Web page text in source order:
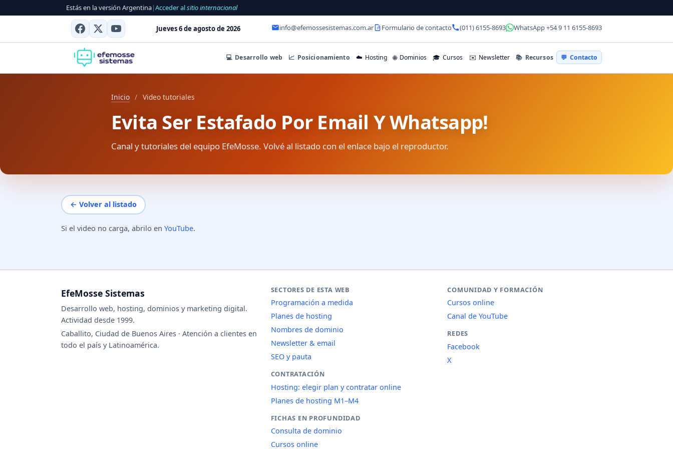
Estás en la versión Argentina|Acceder alsitio internacional
Jueves 6 de agosto de 2026 info@efemossesistemas.com.ar Formulario de contacto (011) 6155-8693 WhatsApp +54 9 11 6155-8693
💻 Desarrollo web 📈 Posicionamiento ☁️ Hosting 🌐 Dominios 🎓 Cursos ✉️ Newsletter 📚 Recursos 💬 Contacto
Inicio / Video tutoriales
Evita Ser Estafado Por Email Y Whatsapp!
Canal y tutoriales del equipo EfeMosse. Volvé al listado con el enlace bajo el reproductor.
← Volver al listado
Si el video no carga, abrilo en YouTube.
EfeMosse Sistemas
Desarrollo web, hosting, dominios y marketing digital.
Actividad desde 1999.
Caballito, Ciudad de Buenos Aires · Atención a clientes en
todo el país y Latinoamérica.
SECTORES DE ESTA WEB
Programación a medida
Planes de hosting
Nombres de dominio
Newsletter & email
SEO y pauta
CONTRATACIÓN
Hosting: elegir plan y contratar online
Planes de hosting M1–M4
FICHAS EN PROFUNDIDAD
Consulta de dominio
Cursos online
COMUNIDAD Y FORMACIÓN
Cursos online
Canal de YouTube
REDES
Facebook
X